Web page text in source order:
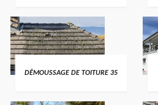
DÉMOUSSAGE DE TOITURE 35